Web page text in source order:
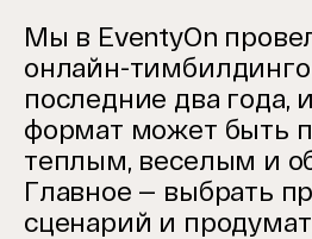
Мы в EventyOn
онлайн-
последние два года,
формат может быть
теплым, веселым и
Главное — выбрать
сценарий и